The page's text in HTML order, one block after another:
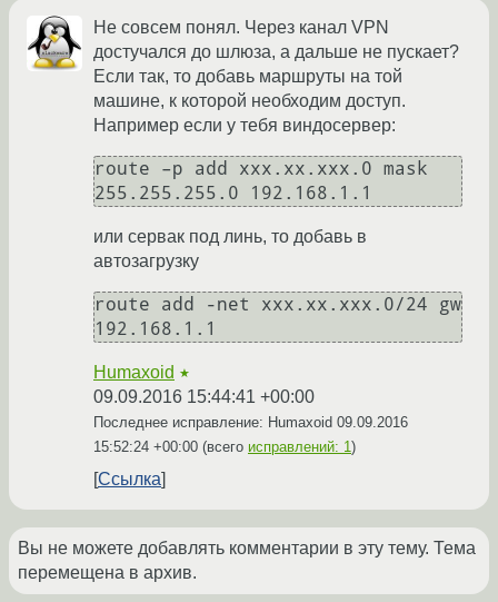
Не совсем понял. Через канал VPN
достучался до шлюза, а дальше не пускает?
Если так, то добавь маршруты на той
машине, к которой необходим доступ.
Например если у тебя виндосервер:
route –p add ххх.хх.ххх.0 mask
255.255.255.0 192.168.1.1
или сервак под линь, то добавь в
автозагрузку
route add -net xxx.xx.xxx.0/24 gw
192.168.1.1
Humaxoid ★
09.09.2016 15:44:41 +00:00
Последнее исправление: Humaxoid 09.09.2016
15:52:24 +00:00 (всего исправлений: 1)
Ссылка
Вы не можете добавлять комментарии в эту тему. Тема
перемещена в архив.